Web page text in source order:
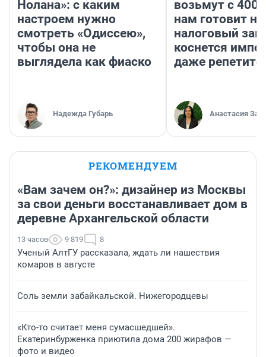
Нолана»: с каким
настроем нужно
смотреть «Одиссею»,
чтобы она не
выглядела как фиаско
Надежда Губарь
возьмут с
нам готовит
налоговый
коснется
даже
Анастасия
РЕКОМЕНДУЕМ
«Вам зачем он?»: дизайнер из Москвы
за свои деньги восстанавливает дом в
деревне Архангельской области
13 часов 9 819 8
Ученый АлтГУ рассказала, ждать ли нашествия
комаров в августе
Соль земли забайкальской. Нижегородцевы
«Кто-то считает меня сумасшедшей».
Екатеринбурженка приютила дома 200 жирафов —
фото и видео